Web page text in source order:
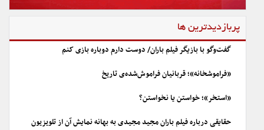
پربازدیدترین ها
گفت‌وگو با بازیگر فیلم باران/ دوست دارم دوباره بازی کنم
«فراموشخانه»؛ قربانیان فراموش‌شده‌ی تاریخ
«استخر»؛ خواستن یا نخواستن؟
حقایقی درباره فیلم باران مجید مجیدی به بهانه نمایش آن از تلویزیون